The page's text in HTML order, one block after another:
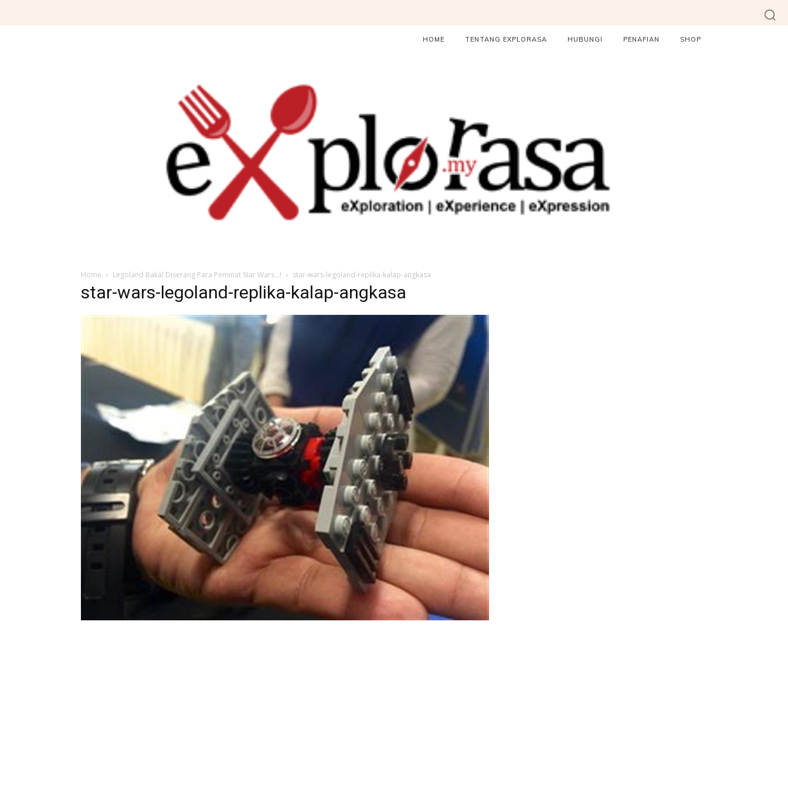
HOME TENTANG EXPLORASA HUBUNGI PENAFIAN SHOP
Home Legoland Bakal Diserang Para Peminat Star Wars…! star-wars-legoland-replika-kalap-angkasa
star-wars-legoland-replika-kalap-angkasa